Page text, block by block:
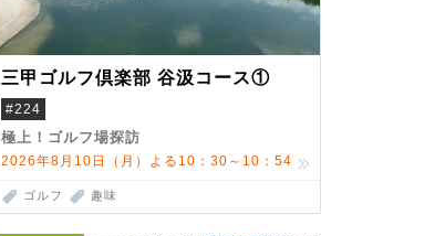
三甲ゴルフ倶楽部 谷汲コース①
#224
極上！ゴルフ場探訪
2026年8月10日（月）よる10：30～10：54
ゴルフ 趣味